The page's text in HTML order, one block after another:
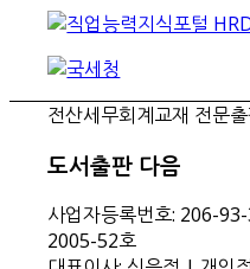
전산세무회계교재 전문
도서출판 다음
사업자등록번호: 206-
2005-52호